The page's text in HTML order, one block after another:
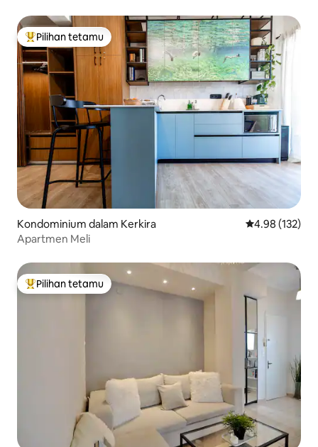
Pilihan utama tetamu
Pilihan tetamu
Kondominium dalam Kerkira Penarafan
4.98 (132)
Apartmen Meli
Pilihan utama tetamu
Pilihan tetamu